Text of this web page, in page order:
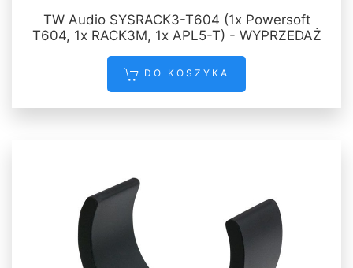
TW Audio SYSRACK3-T604 (1x Powersoft
T604, 1x RACK3M, 1x APL5-T) - WYPRZEDAŻ
DO KOSZYKA